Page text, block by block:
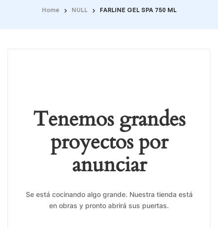
Home NULL FARLINE GEL SPA 750 ML
Tenemos grandes
proyectos por
anunciar
Se está cocinando algo grande. Nuestra tienda está
en obras y pronto abrirá sus puertas.